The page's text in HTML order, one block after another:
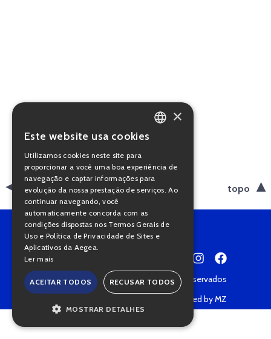
voltar topo
Copyright © 2022 • Todos os direitos reservados
Powered by MZ
PORTUGUESE
×
Este website usa cookies
Utilizamos cookies neste site para
proporcionar a você uma boa experiência de
navegação e captar informações para
evolução da nossa prestação de serviços. Ao
continuar navegando, você
automaticamente concorda com as
condições dispostas nos Termos Gerais de
Uso e Política de Privacidade de Sites e
Aplicativos da Aegea.
Ler mais
ACEITAR TODOS RECUSAR TODOS
MOSTRAR DETALHES